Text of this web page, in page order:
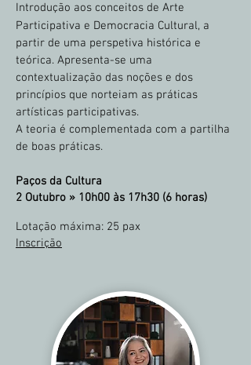
Introdução aos conceitos de Arte
Participativa e Democracia Cultural, a
partir de uma perspetiva histórica e
teórica. Apresenta-se uma
contextualização das noções e dos
princípios que norteiam as práticas
artísticas participativas.
A teoria é complementada com a partilha
de boas práticas.
Paços da Cultura
2 Outubro » 10h00 às 17h30 (6 horas)
Lotação máxima: 25 pax
Inscrição